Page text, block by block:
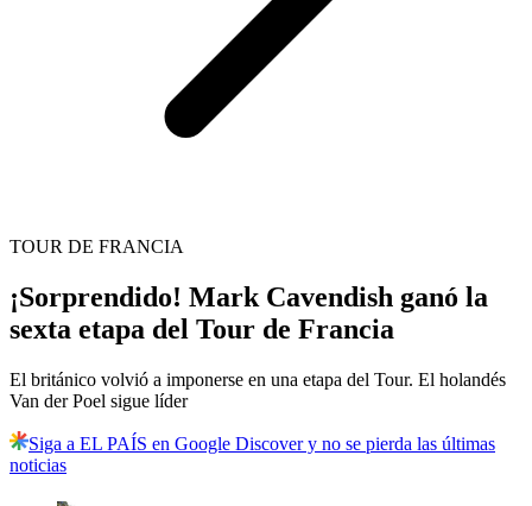
TOUR DE FRANCIA
¡Sorprendido! Mark Cavendish ganó la
sexta etapa del Tour de Francia
El británico volvió a imponerse en una etapa del Tour. El holandés
Van der Poel sigue líder
Siga a EL PAÍS en Google Discover y no se pierda las últimas
noticias